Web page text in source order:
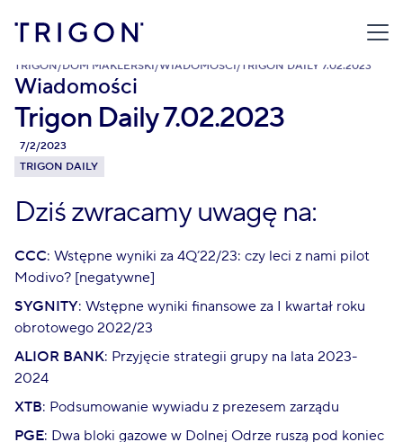
TRIGON/DOM MAKLERSKI/WIADOMOŚCI/ TRIGON DAILY 7.02.2023
Wiadomości
Trigon Daily 7.02.2023
7/2/2023
TRIGON DAILY
Dziś zwracamy uwagę na:
CCC: Wstępne wyniki za 4Q’22/23: czy leci z nami pilot
Modivo? [negatywne]
SYGNITY: Wstępne wyniki finansowe za I kwartał roku
obrotowego 2022/23
ALIOR BANK: Przyjęcie strategii grupy na lata 2023-
2024
XTB: Podsumowanie wywiadu z prezesem zarządu
PGE: Dwa bloki gazowe w Dolnej Odrze ruszą pod koniec